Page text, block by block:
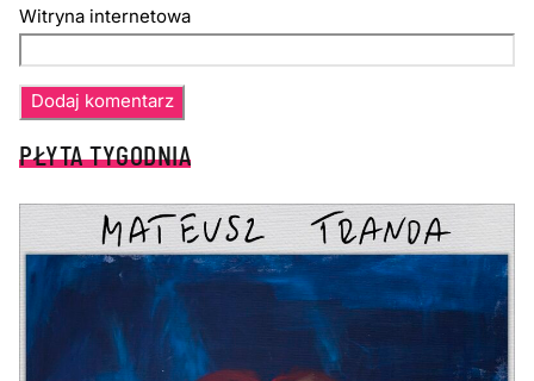
Witryna internetowa
PŁYTA TYGODNIA